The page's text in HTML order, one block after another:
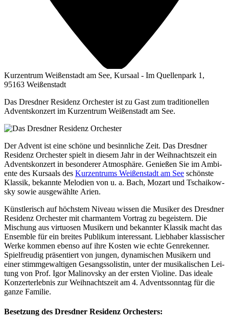
Kurzentrum Weißenstadt am See, Kursaal - Im Quellenpark 1,
95163 Weißenstadt
Das Dresdner Residenz Orchester ist zu Gast zum traditionellen
Adventskonzert im Kurzentrum Weißenstadt am See.
Der Advent ist eine schö­ne und besinn­li­che Zeit. Das Dresd­ner
Resi­denz Orches­ter spielt in die­sem Jahr in der Weih­nachts­zeit ein
Advents­kon­zert in beson­de­rer Atmo­sphä­re. Genie­ßen Sie im Ambi­
en­te des Kur­saals des Kur­zen­trums Wei­ßen­stadt am See schöns­te
Klas­sik, bekann­te Melo­dien von u. a. Bach, Mozart und Tschai­kow­
sky sowie aus­ge­wähl­te Arien.
Künst­le­risch auf höchs­tem Niveau wis­sen die Musi­ker des Dresd­ner
Resi­denz Orches­ter mit char­man­tem Vor­trag zu begeis­tern. Die
Mischung aus vir­tuo­sen Musi­kern und bekann­ter Klas­sik macht das
Ensem­ble für ein brei­tes Publi­kum inter­es­sant. Lieb­ha­ber klas­si­scher
Wer­ke kom­men eben­so auf ihre Kos­ten wie ech­te Gen­re­ken­ner.
Spiel­freu­dig prä­sen­tiert von jun­gen, dyna­mi­schen Musi­kern und
einer stimm­ge­wal­ti­gen Gesangs­so­lis­tin, unter der musi­ka­li­schen Lei­
tung von Prof. Igor Mali­novs­ky an der ers­ten Vio­li­ne. Das idea­le
Kon­zert­er­leb­nis zur Weih­nachts­zeit am 4. Advents­sonn­tag für die
gan­ze Familie.
Beset­zung des Dresd­ner Resi­denz Orchesters: